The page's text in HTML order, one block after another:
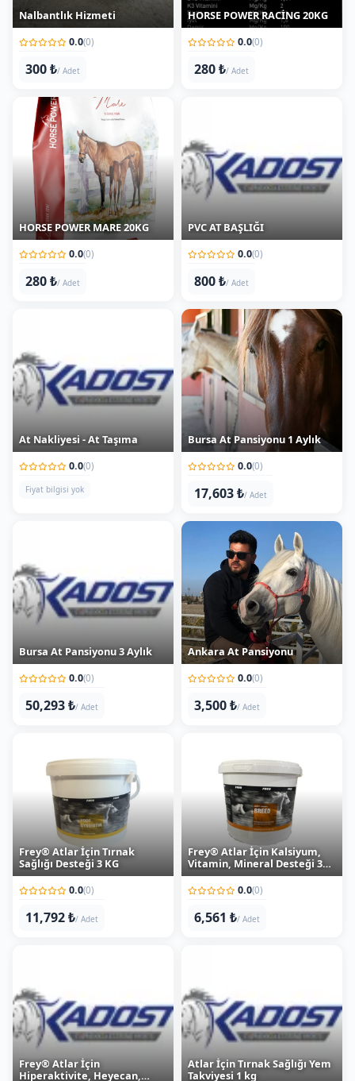
0.0(0)
300 ₺/ Adet
0.0(0)
280 ₺/ Adet
HORSE POWER MARE 20KG
0.0(0)
280 ₺/ Adet
PVC AT BAŞLIĞI
0.0(0)
800 ₺/ Adet
At Nakliyesi - At Taşıma
0.0(0)
Fiyat bilgisi yok
Bursa At Pansiyonu 1 Aylık
0.0(0)
17,603 ₺/ Adet
Bursa At Pansiyonu 3 Aylık
0.0(0)
50,293 ₺/ Adet
Ankara At Pansiyonu
0.0(0)
3,500 ₺ / Adet
Frey® Atlar İçin Tırnak
Sağlığı Desteği 3 KG
0.0(0)
11,792 ₺/ Adet
Frey® Atlar İçin Kalsiyum,
Vitamin, Mineral Desteği 3
KG
0.0(0)
6,561 ₺ / Adet
Frey® Atlar İçin
Hiperaktivite, Heyecan,
0.0(0)
Atlar İçin Tırnak Sağlığı Yem
Takviyesi 1 kg
0.0(0)